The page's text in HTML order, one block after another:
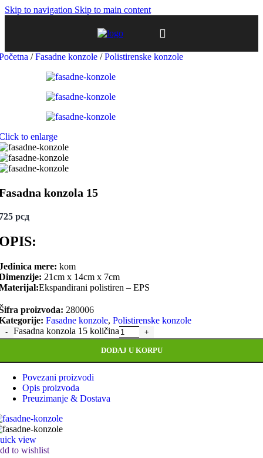
Skip to navigation Skip to main content
/ Fasadne konzole / Polistirenske konzole
to enlarge
konzola 15
рсд
mere: kom
21cm x 14cm x 7cm
Ekspandirani polistiren – EPS
proizvoda: 280006
Fasadne konzole, Polistirenske konzole
Fasadna konzola 15 količina
DODAJ U KORPU
Povezani proizvodi
Opis proizvoda
Preuzimanje & Dostava
view
to wishlist